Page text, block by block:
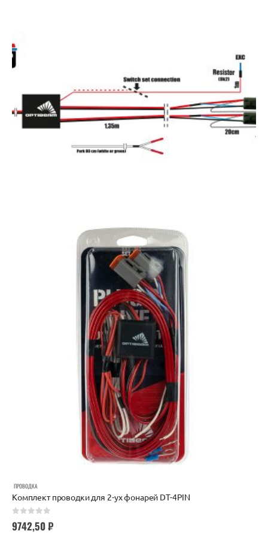
ПРОВОДКА
Комплект проводки для 2-ух фонарей DT-4PIN
9742,50₽